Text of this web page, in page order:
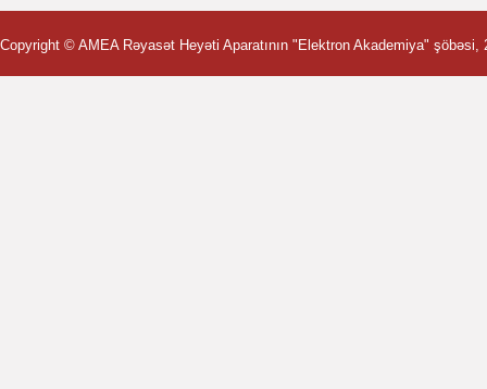
Copyright © AMEA Rəyasət Heyəti Aparatının "Elektron Akademiya" şöbəsi,